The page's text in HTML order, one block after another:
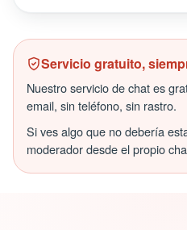
Servicio gratuito,
Nuestro servicio de chat es
email, sin teléfono, sin rastro.
Si ves algo que no debería
moderador desde el propio